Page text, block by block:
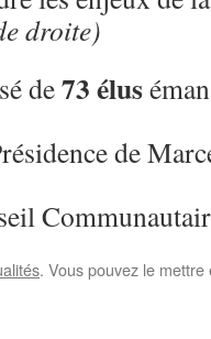
droite)
de73 élus
de
. Vous pouvez le